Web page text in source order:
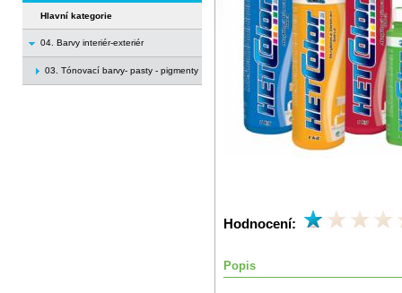
Hlavní kategorie
04. Barvy interiér-exteriér
03. Tónovací barvy- pasty - pigmenty
Hodnocení:
Popis